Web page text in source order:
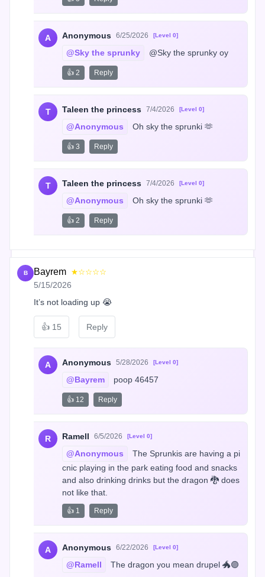
A Anonymous 6/25/2026 [Level 0]
@Sky the sprunky @Sky the sprunky oy
👍 2 Reply
T Taleen the princess 7/4/2026 [Level 0]
@Anonymous Oh sky the sprunki 🫶
👍 3 Reply
T Taleen the princess 7/4/2026 [Level 0]
@Anonymous Oh sky the sprunki 🫶
👍 2 Reply
B Bayrem ★☆☆☆☆
5/15/2026
It’s not loading up 😭
👍 15 Reply
A Anonymous 5/28/2026 [Level 0]
@Bayrem poop 46457
👍 12 Reply
R Ramell 6/5/2026 [Level 0]
@Anonymous
The Sprunkis are having a pi
cnic playing in the park eating food and snacks
and also drinking drinks but the dragon 🐉 does
not like that.
👍 1 Reply
A Anonymous 6/22/2026 [Level 0]
@Ramell The dragon you mean drupel 🐲🟣